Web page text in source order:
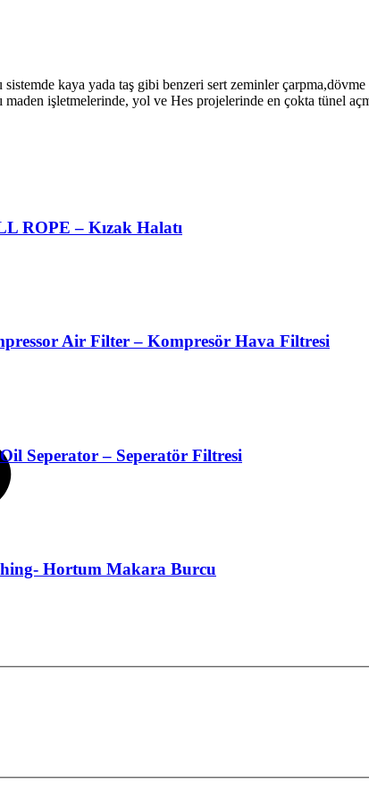
kaya yada taş gibi benzeri sert zeminler
işletmelerinde, yol ve Hes projelerinde en çokta tünel
ROPE – Kızak Halatı
Air Filter – Kompresör Hava Filtresi
Seperator – Seperatör Filtresi
Hortum Makara Burcu